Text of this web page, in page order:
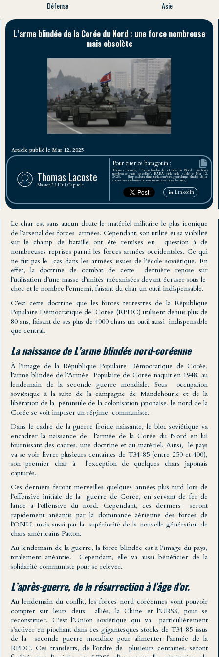
Défense Asie
L’arme blindée de la Corée du Nord : une force nombreuse
mais obsolète
Article publié le Mar 12, 2025
Thomas Lacoste
Master 2 à Ut 1 Capitole
Pour citer ce baragouin :
Thomas Lacoste, "L’arme blindée de la Corée du Nord : une force
nombreuse mais obsolète", BARA think tank, publié le Mar 12,
2025, [https://bara-think-tank.com/baragouin/larme-blindee-de-la-
coree-du-nord-une-force-nombreuse-mais-obsolete]
LinkedIn
Le char est sans aucun doute le matériel militaire le plus iconique
de l’arsenal des forces armées. Cependant, son utilité et sa viabilité
sur le champ de bataille ont été remises en question à de
nombreuses reprises parmi les forces armées occidentales. Ce qui
ne fut pas le cas dans les armées issues de l’école soviétique. En
effet, la doctrine de combat de cette dernière repose sur
l’utilisation d’une masse d’unités mécanisées devant écraser sous le
choc et le nombre l’ennemi, faisant du char un outil indispensable.
C’est cette doctrine que les forces terrestres de la République
Populaire Démocratique de Corée (RPDC) utilisent depuis plus de
80 ans, faisant de ses plus de 4000 chars un outil aussi indispensable
que central.
La naissance de L’arme blindée nord-coréenne
À l’image de la République Populaire Démocratique de Corée,
l’arme blindée de l’Armée Populaire de Corée naquit en 1948, au
lendemain de la seconde guerre mondiale. Sous occupation
soviétique à la suite de la campagne de Mandchourie et de la
libération de la péninsule de la colonisation japonaise, le nord de la
Corée se voit imposer un régime communiste.
Dans le cadre de la guerre froide naissante, le bloc soviétique va
encadrer la naissance de l’armée de la Corée du Nord en lui
fournissant des cadres, une doctrine et du matériel. Ainsi, le pays
va se voir livrer plusieurs centaines de T34-85 (entre 250 et 400),
son premier char à l’exception de quelques chars japonais
capturés.
Ces derniers feront merveilles quelques années plus tard lors de
l’offensive initiale de la guerre de Corée, en servant de fer de
lance à l’offensive du nord. Cependant, ces derniers seront
rapidement anéantis par la dominance aérienne des forces de
l’ONU, mais aussi par la supériorité de la nouvelle génération de
chars américains Patton.
Au lendemain de la guerre, la force blindée est à l’image du pays,
totalement anéantie. Cependant, elle va aussi bénéficier de la
solidarité communiste pour se relever.
L’après-guerre, de la résurrection à l’âge d’or.
Au lendemain du conflit, les forces nord-coréennes vont pouvoir
compter sur leurs deux alliés, la Chine et l’URSS, pour se
reconstituer. C’est l’Union soviétique qui va particulièrement
s’activer en piochant dans ces gigantesques stocks de T34-85 issus
de la seconde guerre mondiale pour alimenter l’armée de la
RPDC. Ces transferts, de l’ordre de plusieurs centaines, seront